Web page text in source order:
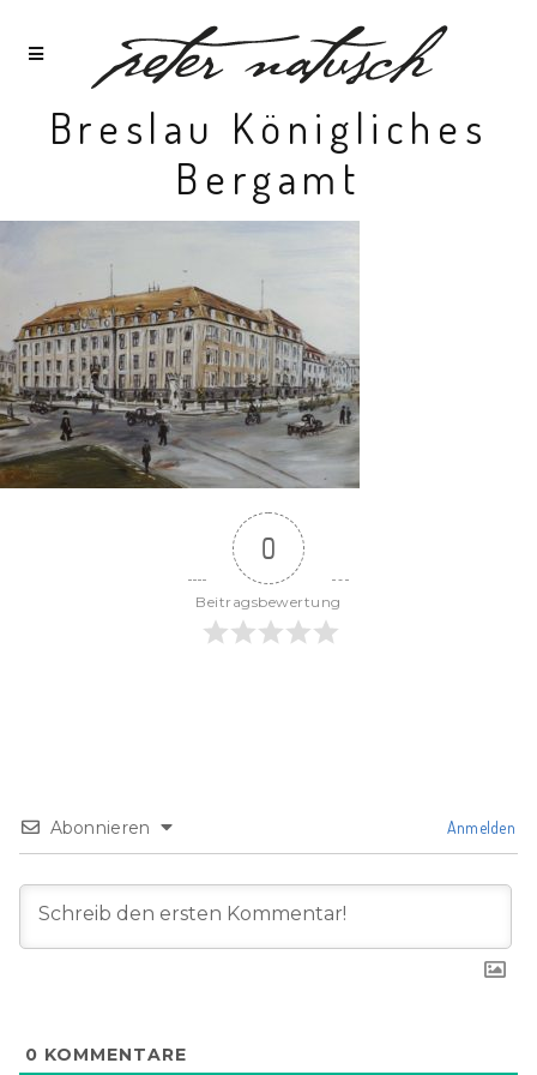
Breslau Königliches
Bergamt
0
Beitragsbewertung
Abonnieren Anmelden
0 KOMMENTARE